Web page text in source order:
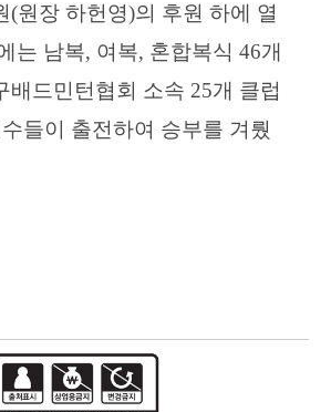
(원장 하헌영)의 후원 하에 열
는 남복, 여복, 혼합복식 46개
배드민턴협회 소속 25개 클럽
들이 출전하여 승부를 겨뤘